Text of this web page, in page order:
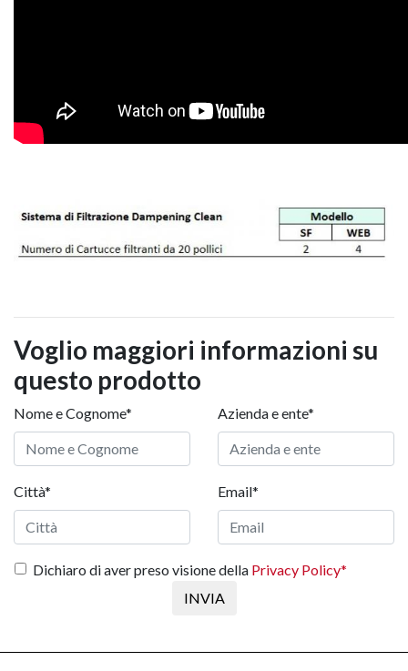
Voglio maggiori informazioni su
questo prodotto
Nome e Cognome* Azienda e ente*
Città* Email*
Dichiaro di aver preso visione della Privacy Policy*
INVIA